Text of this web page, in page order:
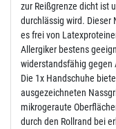
zur Reißgrenze dicht ist
durchlässig wird. Dieser
es frei von
Allergiker bestens
widerstandsfähig gegen
Die 1x Handschuhe
ausgezeichneten
mikrogeraute
durch den Rollrand bei